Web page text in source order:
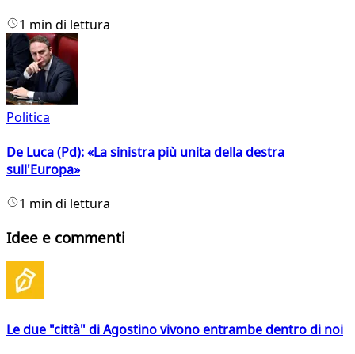
1 min di lettura
Politica
De Luca (Pd): «La sinistra più unita della destra
sull'Europa»
1 min di lettura
Idee e commenti
Le due "città" di Agostino vivono entrambe dentro di noi